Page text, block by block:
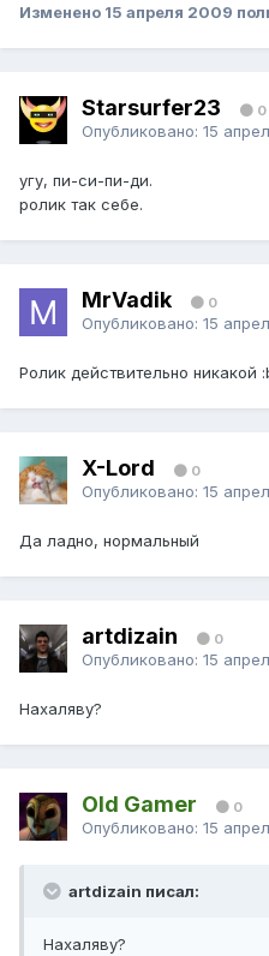
Изменено 15 апреля 2009
Starsurfer23 0
Опубликовано: 15
угу, пи-си-пи-ди.
ролик так себе.
MrVadik 0
Опубликовано: 15
Ролик действительно никакой
X-Lord 0
Опубликовано: 15
Да ладно, нормальный
artdizain 0
Опубликовано: 15
Нахаляву?
Old Gamer 0
Опубликовано: 15
artdizain писал:
Нахаляву?